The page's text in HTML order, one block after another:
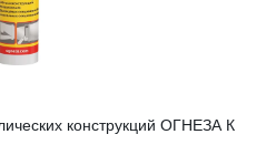
конструкций ОГНЕЗА К